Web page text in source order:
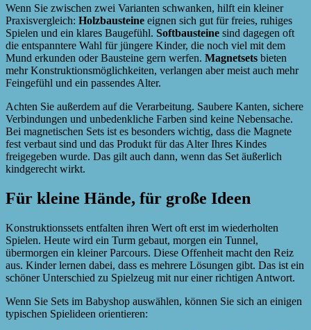
Wenn Sie zwischen zwei Varianten schwanken, hilft ein kleiner
Praxisvergleich: Holzbausteine eignen sich gut für freies, ruhiges
Spielen und ein klares Baugefühl. Softbausteine sind dagegen oft
die entspanntere Wahl für jüngere Kinder, die noch viel mit dem
Mund erkunden oder Bausteine gern werfen. Magnetsets bieten
mehr Konstruktionsmöglichkeiten, verlangen aber meist auch mehr
Feingefühl und ein passendes Alter.
Achten Sie außerdem auf die Verarbeitung. Saubere Kanten, sichere
Verbindungen und unbedenkliche Farben sind keine Nebensache.
Bei magnetischen Sets ist es besonders wichtig, dass die Magnete
fest verbaut sind und das Produkt für das Alter Ihres Kindes
freigegeben wurde. Das gilt auch dann, wenn das Set äußerlich
kindgerecht wirkt.
Für kleine Hände, für große Ideen
Konstruktionssets entfalten ihren Wert oft erst im wiederholten
Spielen. Heute wird ein Turm gebaut, morgen ein Tunnel,
übermorgen ein kleiner Parcours. Diese Offenheit macht den Reiz
aus. Kinder lernen dabei, dass es mehrere Lösungen gibt. Das ist ein
schöner Unterschied zu Spielzeug mit nur einer richtigen Antwort.
Wenn Sie Sets im Babyshop auswählen, können Sie sich an einigen
typischen Spielideen orientieren: